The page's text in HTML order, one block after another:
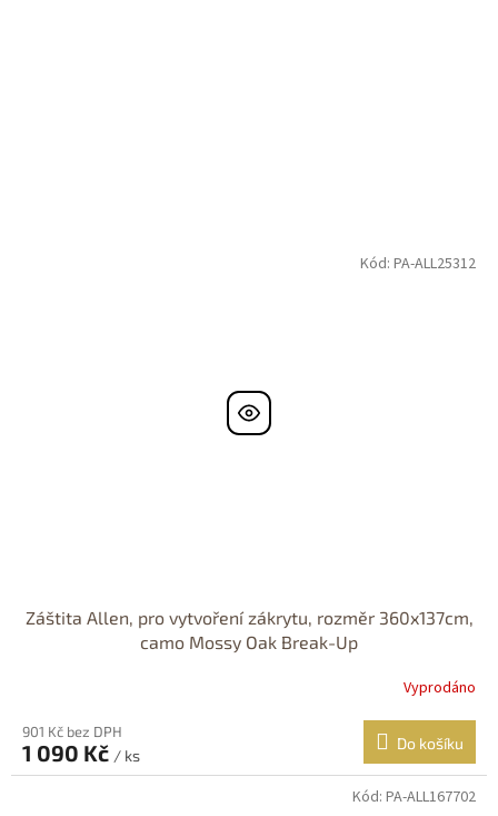
Záštita Allen, pro vytvoření zákrytu, rozměr 360x137cm,
camo Mossy Oak Break-Up
Vyprodáno
901 Kč bez DPH
1 090 Kč / ks
Do košíku
Kód: PA-ALL25312
Kód: PA-ALL167702